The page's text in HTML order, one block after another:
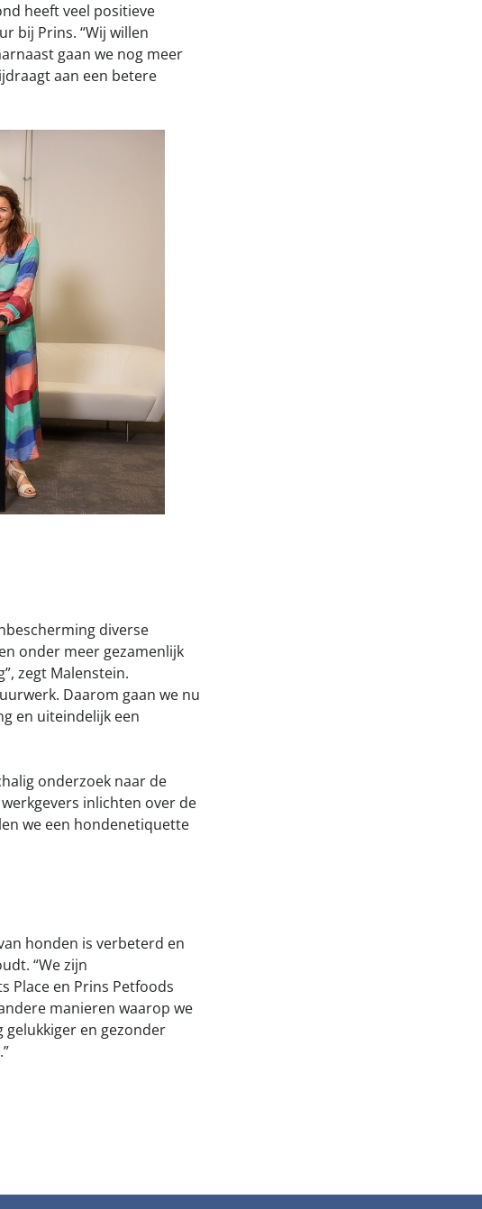
heeft veel positieve
bij Prins. “Wij willen
gaan we nog meer
aan een betere
diverse
onder meer gezamenlijk
zegt Malenstein.
Daarom gaan we nu
en uiteindelijk een
onderzoek naar de
inlichten over de
we een hondenetiquette
honden is verbeterd en
“We zijn
Place en Prins Petfoods
manieren waarop we
gelukkiger en gezonder